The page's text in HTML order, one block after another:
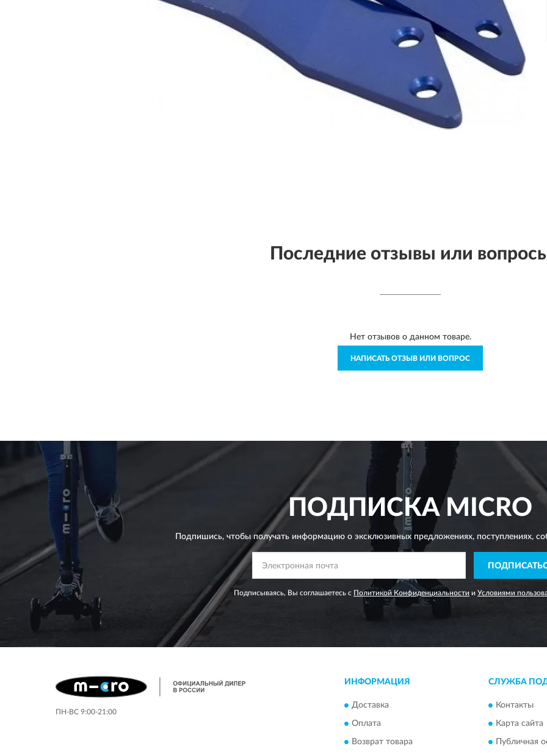
Последние отзывы или
Нет отзывов о данном товаре.
НАПИСАТЬ ОТЗЫВ ИЛИ ВОПРОС
ПОДПИСКАMICRO
Подпишись, чтобы получать информацию о эксклюзивных предложениях,поступлениях,
Подписываясь, Вы соглашаетесь с Политикой Конфиденциальности и Условиями
ПН-ВС 9:00-21:00
ИНФОРМАЦИЯ
Доставка
Оплата
Возврат товара
СЛУЖБА
Контакты
Карта сайта
Публичная